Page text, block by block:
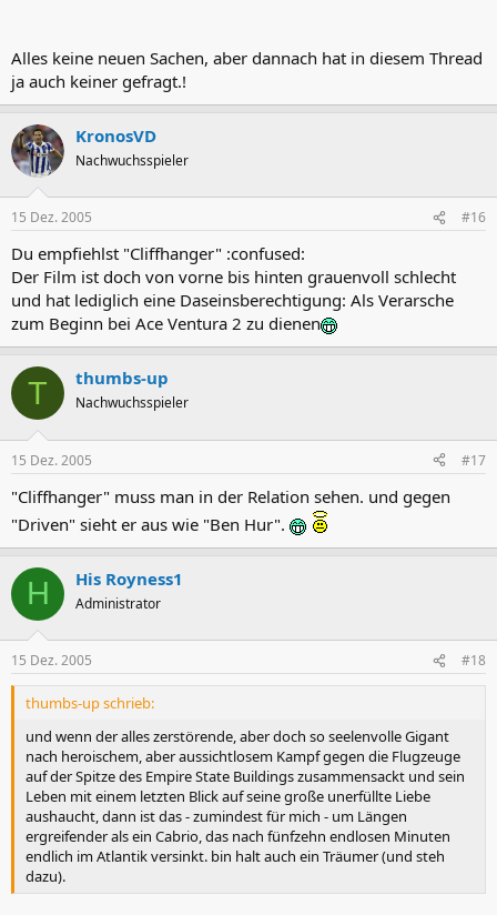
Alles keine neuen Sachen, aber dannach hat in diesem Thread
ja auch keiner gefragt.!
KronosVD
Nachwuchsspieler
15 Dez. 2005 #16
Du empfiehlst "Cliffhanger" :confused:
Der Film ist doch von vorne bis hinten grauenvoll schlecht
und hat lediglich eine Daseinsberechtigung: Als Verarsche
zum Beginn bei Ace Ventura 2 zu dienen
T thumbs-up
Nachwuchsspieler
15 Dez. 2005 #17
"Cliffhanger" muss man in der Relation sehen. und gegen
"Driven" sieht er aus wie "Ben Hur".
H His Royness1
Administrator
15 Dez. 2005 #18
thumbs-up schrieb:
und wenn der alles zerstörende, aber doch so seelenvolle Gigant
nach heroischem, aber aussichtlosem Kampf gegen die Flugzeuge
auf der Spitze des Empire State Buildings zusammensackt und sein
Leben mit einem letzten Blick auf seine große unerfüllte Liebe
aushaucht, dann ist das - zumindest für mich - um Längen
ergreifender als ein Cabrio, das nach fünfzehn endlosen Minuten
endlich im Atlantik versinkt. bin halt auch ein Träumer (und steh
dazu).